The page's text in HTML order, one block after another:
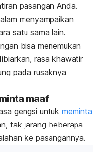
pasangan Anda.
menyampaikan
satu sama lain.
bisa menemukan
rasa khawatir
pada rusaknya
maaf
gengsi untuk meminta
tak jarang beberapa
ke pasangannya.